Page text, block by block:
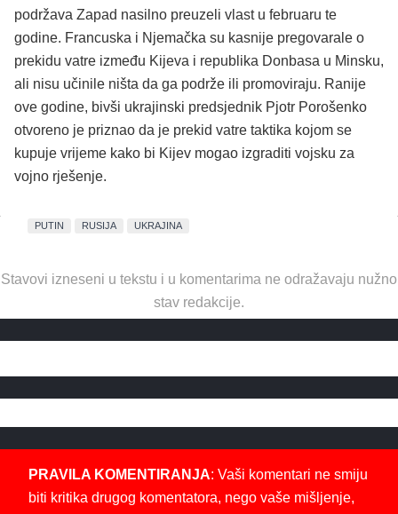
podržava Zapad nasilno preuzeli vlast u februaru te
godine. Francuska i Njemačka su kasnije pregovarale o
prekidu vatre između Kijeva i republika Donbasa u Minsku,
ali nisu učinile ništa da ga podrže ili promoviraju. Ranije
ove godine, bivši ukrajinski predsjednik Pjotr ​​Porošenko
otvoreno je priznao da je prekid vatre taktika kojom se
kupuje vrijeme kako bi Kijev mogao izgraditi vojsku za
vojno rješenje.
PUTIN RUSIJA UKRAJINA
Stavovi izneseni u tekstu i u komentarima ne odražavaju nužno
stav redakcije.
PRAVILA KOMENTIRANJA: Vaši komentari ne smiju
biti kritika drugog komentatora, nego vaše mišljenje,